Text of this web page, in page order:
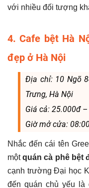
với nhiều đối tượng
4. Cafe bệt Hà
đẹp ở Hà Nội
Địa chỉ: 10 Ngõ
Trưng, Hà Nội
Giá cả: 25.000đ
Giờ mở cửa:
Nhắc đến cái tên
mộtquán cà phê bệt
cạnh trường Đại học
đến quán chủ yếu